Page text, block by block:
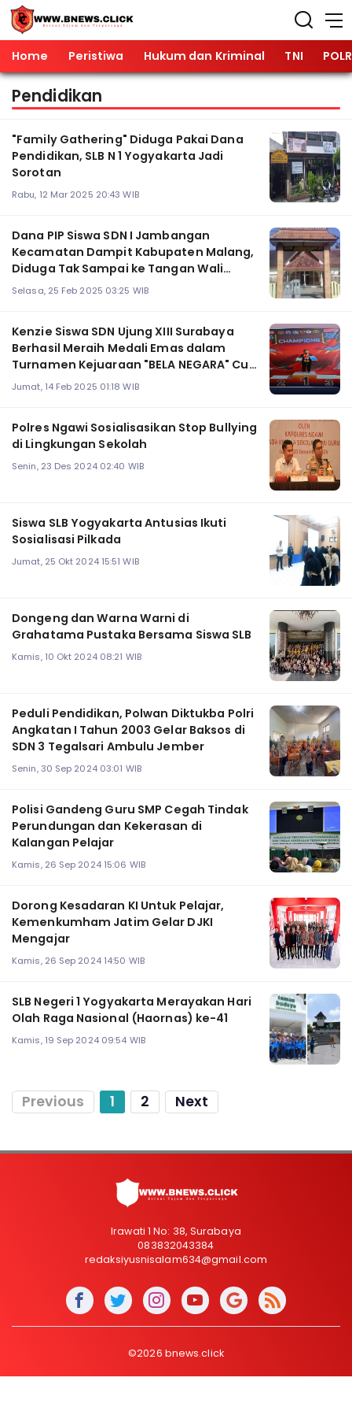
Home Peristiwa Hukum dan Kriminal TNI
Pendidikan
"Family Gathering" Diduga Pakai Dana
Pendidikan, SLB N 1 Yogyakarta Jadi
Sorotan
Rabu, 12 Mar 2025 20:43 WIB
Dana PIP Siswa SDN I Jambangan
Kecamatan Dampit Kabupaten Malang,
Diduga Tak Sampai ke Tangan Wali
Murid
Selasa, 25 Feb 2025 03:25 WIB
Kenzie Siswa SDN Ujung XIII Surabaya
Berhasil Meraih Medali Emas dalam
Turnamen Kejuaraan "BELA NEGARA" Cup
2025
Jumat, 14 Feb 2025 01:18 WIB
Polres Ngawi Sosialisasikan Stop Bullying
di Lingkungan Sekolah
Senin, 23 Des 2024 02:40 WIB
Siswa SLB Yogyakarta Antusias Ikuti
Sosialisasi Pilkada
Jumat, 25 Okt 2024 15:51 WIB
Dongeng dan Warna Warni di
Grahatama Pustaka Bersama Siswa SLB
Kamis, 10 Okt 2024 08:21 WIB
Peduli Pendidikan, Polwan Diktukba Polri
Angkatan I Tahun 2003 Gelar Baksos di
SDN 3 Tegalsari Ambulu Jember
Senin, 30 Sep 2024 03:01 WIB
Polisi Gandeng Guru SMP Cegah Tindak
Perundungan dan Kekerasan di
Kalangan Pelajar
Kamis, 26 Sep 2024 15:06 WIB
Dorong Kesadaran KI Untuk Pelajar,
Kemenkumham Jatim Gelar DJKI
Mengajar
Kamis, 26 Sep 2024 14:50 WIB
SLB Negeri 1 Yogyakarta Merayakan Hari
Olah Raga Nasional (Haornas) ke-41
Kamis, 19 Sep 2024 09:54 WIB
Previous 1 2 Next
Irawati 1 No: 38, Surabaya
083832043384
redaksiyusnisalam634@gmail.com
©2026 bnews.click